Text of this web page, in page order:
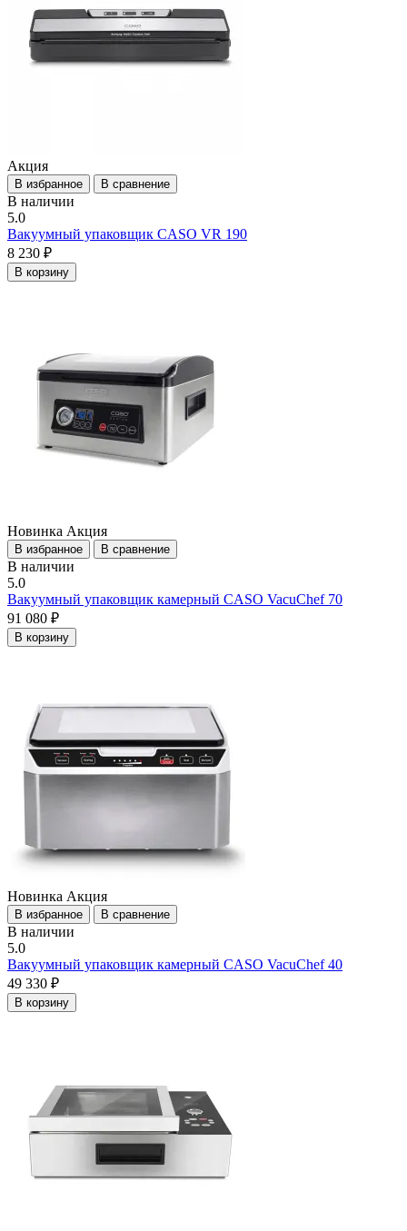
Акция
В избранное В сравнение
В наличии
5.0
Вакуумный упаковщик CASO VR 190
8 230 ₽
В корзину
Новинка Акция
В избранное В сравнение
В наличии
5.0
Вакуумный упаковщик камерный CASO VacuChef 70
91 080 ₽
В корзину
Новинка Акция
В избранное В сравнение
В наличии
5.0
Вакуумный упаковщик камерный CASO VacuChef 40
49 330 ₽
В корзину